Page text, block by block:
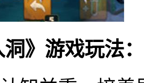
洞》游戏玩法：